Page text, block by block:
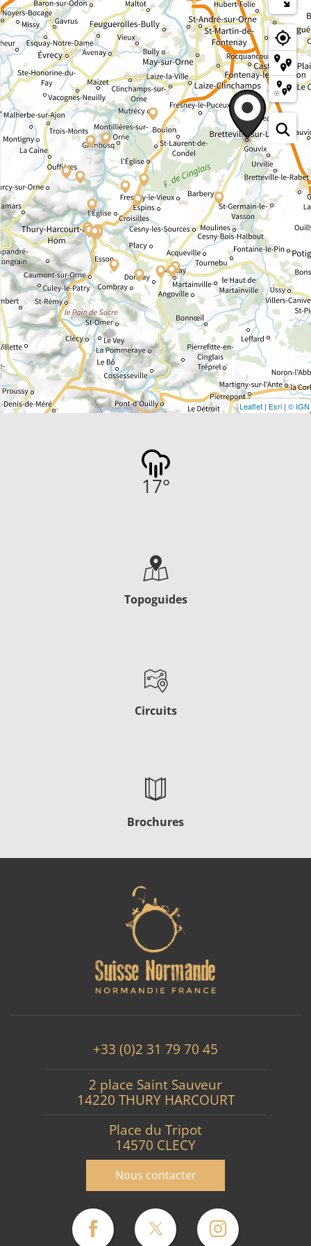
Leaflet | Esri | © IGN
17°
Topoguides
Circuits
Brochures
+33 (0)2 31 79 70 45
2 place Saint Sauveur
14220 THURY HARCOURT
Place du Tripot
14570 CLECY
Nous contacter